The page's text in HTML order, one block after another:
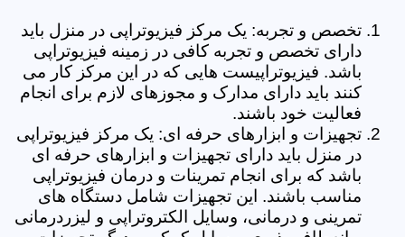
تخصص و تجربه: یک مرکز فیزیوتراپی در منزل باید
دارای تخصص و تجربه کافی در زمینه فیزیوتراپی
باشد. فیزیوتراپیست هایی که در این مرکز کار می
کنند باید دارای مدارک و مجوزهای لازم برای انجام
فعالیت خود باشند.
تجهیزات و ابزارهای حرفه ای: یک مرکز فیزیوتراپی
در منزل باید دارای تجهیزات و ابزارهای حرفه ای
باشد که برای انجام تمرینات و درمان فیزیوتراپی
مناسب باشند. این تجهیزات شامل دستگاه های
تمرینی و درمانی، وسایل الکتروتراپی و لیزردرمانی